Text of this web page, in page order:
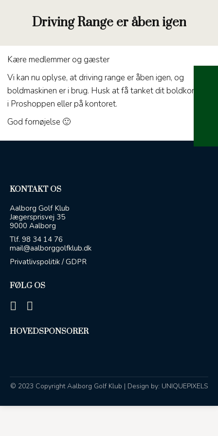
Driving Range er åben igen
Kære medlemmer og gæster
Vi kan nu oplyse, at driving range er åben igen, og
boldmaskinen er i brug. Husk at få tanket dit boldkort op
i Proshoppen eller på kontoret.
God fornøjelse 🙂
KONTAKT OS
Aalborg Golf Klub
Jægersprisvej 35
9000 Aalborg
Tlf. 98 34 14 76
mail@aalborggolfklub.dk
Privatlivspolitik / GDPR
FØLG OS
HOVEDSPONSORER
© 2023 Copyright Aalborg Golf Klub | Design by: UNIQUEPIXELS